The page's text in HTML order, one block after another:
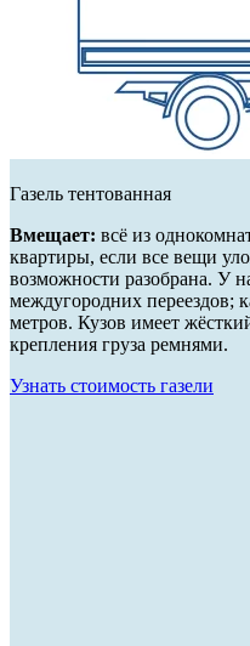
Газель тентованная
Вмещает: всё из
квартиры, если все вещи
возможности разобрана. У
междугородних переездов;
метров. Кузов имеет
крепления груза ремнями.
Узнать стоимость газели